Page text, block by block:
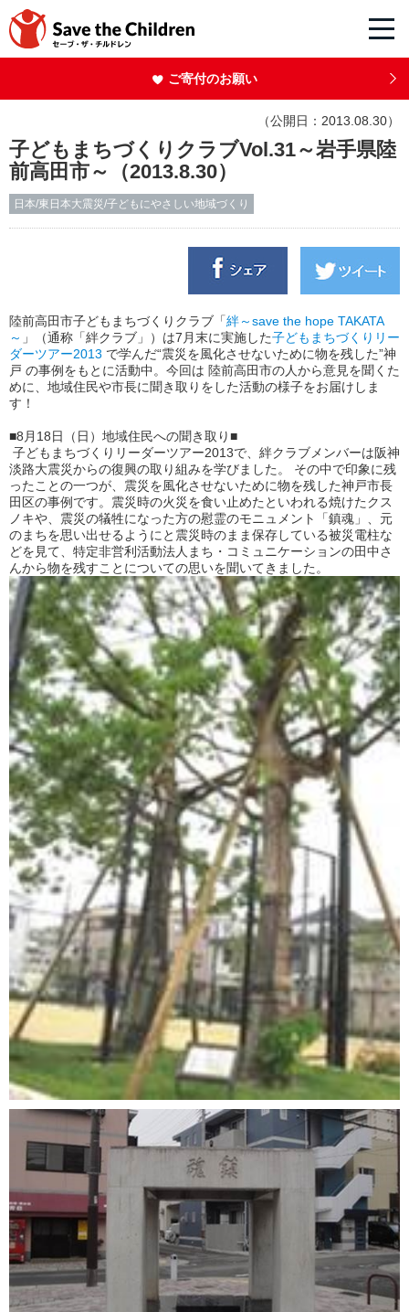
ご寄付のお願い
（公開日：2013.08.30）
子どもまちづくりクラブVol.31～岩手県陸
前高田市～（2013.8.30）
日本/東日本大震災/子どもにやさしい地域づくり
陸前高田市子どもまちづくりクラブ「絆～save the hope TAKATA
～ 」（通称「絆クラブ」）は7月末に実施した子どもまちづくりリー
ダーツアー2013 で学んだ“震災を風化させないために物を残した”神
戸 の事例をもとに活動中。今回は 陸前高田市の人から意見を聞くた
めに、地域住民や市長に聞き取りをした活動の様子をお届けしま
す！
■8月18日（日）地域住民への聞き取り■
子どもまちづくりリーダーツアー2013で、絆クラブメンバーは阪神
淡路大震災からの復興の取り組みを学びました。 その中で印象に残
ったことの一つが、震災を風化させないために物を残した神戸市長
田区の事例です。震災時の火災を食い止めたといわれる焼けたクス
ノキや、震災の犠牲になった方の慰霊のモニュメント「鎮魂」、元
のまちを思い出せるようにと震災時のまま保存している被災電柱な
どを見て、特定非営利活動法人まち・コミュニケーションの田中さ
んから物を残すことについての思いを聞いてきました。